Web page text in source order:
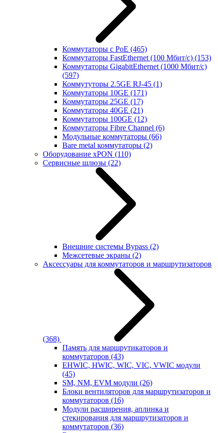
Коммутаторы с PoE (465)
Коммутаторы FastEthernet (100 Мбит/с) (153)
Коммутаторы GigabitEthernet (1000 Мбит/с)
(597)
Коммутуторы 2.5GE RJ-45 (1)
Коммутаторы 10GE (171)
Коммутаторы 25GE (17)
Коммутаторы 40GE (21)
Коммутаторы 100GE (12)
Коммутаторы Fibre Channel (6)
Модульные коммутаторы (66)
Bare metal коммутаторы (2)
Оборудование xPON (110)
Сервисные шлюзы (22)
Внешние системы Bypass (2)
Межсетевые экраны (2)
Аксессуары для коммутаторов и маршрутизаторов
(368)
Память для маршрутикаторов и
коммутаторов (43)
EHWIC, HWIC, WIC, VIC, VWIC модули
(45)
SM, NM, EVM модули (26)
Блоки вентиляторов для маршрутизаторов и
коммутаторов (16)
Модули расширения, аплинка и
стекирования для маршрутизаторов и
коммутаторов (36)